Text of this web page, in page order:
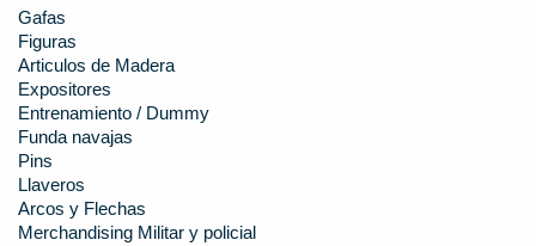
Gafas
Figuras
Articulos de Madera
Expositores
Entrenamiento / Dummy
Funda navajas
Pins
Llaveros
Arcos y Flechas
Merchandising Militar y policial